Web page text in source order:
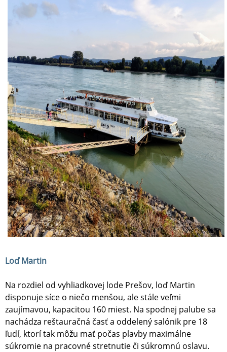
Loď Martin
Na rozdiel od vyhliadkovej lode Prešov, loď Martin
disponuje síce o niečo menšou, ale stále veľmi
zaujímavou, kapacitou 160 miest. Na spodnej palube sa
nachádza reštauračná časť a oddelený salónik pre 18
ľudí, ktorí tak môžu mať počas plavby maximálne
súkromie na pracovné stretnutie či súkromnú oslavu.